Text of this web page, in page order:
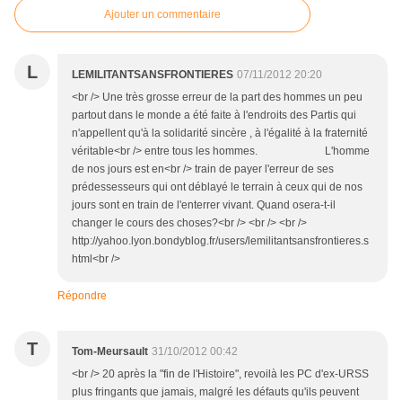
Ajouter un commentaire
L LEMILITANTSANSFRONTIERES 07/11/2012 20:20
<br /> Une très grosse erreur de la part des hommes un peu
partout dans le monde a été faite à l'endroits des Partis qui
n'appellent qu'à la solidarité sincère , à l'égalité à la fraternité
véritable<br /> entre tous les hommes. L'homme
de nos jours est en<br /> train de payer l'erreur de ses
prédessesseurs qui ont déblayé le terrain à ceux qui de nos
jours sont en train de l'enterrer vivant. Quand osera-t-il
changer le cours des choses?<br /> <br /> <br />
http://yahoo.lyon.bondyblog.fr/users/lemilitantsansfrontieres.s
html<br />
Répondre
T Tom-Meursault 31/10/2012 00:42
<br /> 20 après la "fin de l'Histoire", revoilà les PC d'ex-URSS
plus fringants que jamais, malgré les défauts qu'ils peuvent